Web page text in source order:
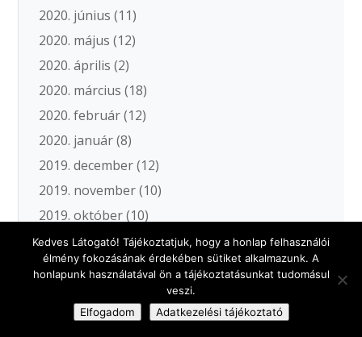
2020. június (11)
2020. május (12)
2020. április (2)
2020. március (18)
2020. február(12)
2020. január(8)
2019. december(12)
2019. november(10)
2019. október(10)
2019. szeptember(13)
2019. augusztus(6)
2019. június(20)
Kedves Látogató! Tájékoztatjuk, hogy a honlap felhasználói
élmény fokozásának érdekében sütiket alkalmazunk. A
honlapunk használatával ön a tájékoztatásunkat tudomásul
veszi.
Elfogadom
Adatkezelési tájékoztató